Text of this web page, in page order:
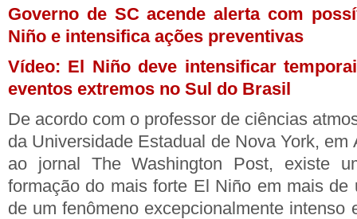
Governo de SC acende alerta com
Niño e intensifica ações preventivas
Vídeo: El Niño deve intensificar
eventos extremos no Sul do Brasil
De acordo com o professor de ciências
da Universidade Estadual de Nova York, em
ao jornal The Washington Post, existe
formação do mais forte El Niño em mais de
de um fenômeno excepcionalmente intenso